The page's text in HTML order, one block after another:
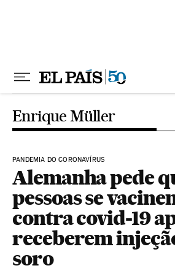
Enrique Müller
PANDEMIA DO CORONAVÍRUS
Alemanha pede
pessoas se
contra covid-19
receberem
soro